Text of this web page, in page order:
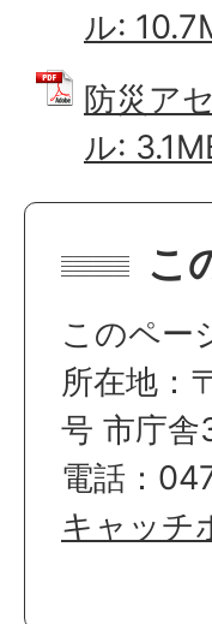
ル:
防災ア
ル:
こ
このペー
所在地：
号 市庁舎
電話：
キャッチ